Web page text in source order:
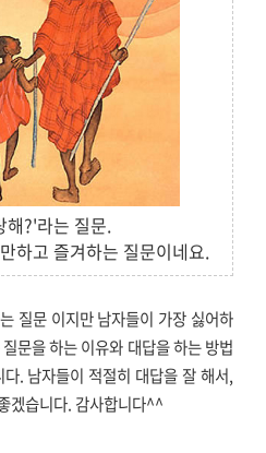
해?'라는 질문.
하고 즐겨하는 질문이네요.
질문 이지만 남자들이 가장 싫어하
문을 하는 이유와 대답을 하는 방법
. 남자들이 적절히 대답을 잘 해서,
겠습니다. 감사합니다^^